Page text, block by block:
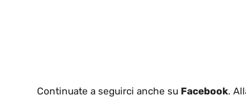
Continuate a seguirci anche su Facebook.